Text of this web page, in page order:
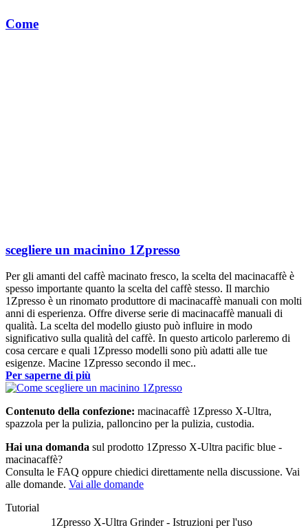
Come
scegliere un macinino 1Zpresso
Per gli amanti del caffè macinato fresco, la scelta del macinacaffè è
spesso importante quanto la scelta del caffè stesso. Il marchio
1Zpresso è un rinomato produttore di macinacaffè manuali con molti
anni di esperienza. Offre diverse serie di macinacaffè manuali di
qualità. La scelta del modello giusto può influire in modo
significativo sulla qualità del caffè. In questo articolo parleremo di
cosa cercare e quali 1Zpresso modelli sono più adatti alle tue
esigenze. Macine 1Zpresso secondo il mec..
Per saperne di più
Contenuto della confezione: macinacaffè 1Zpresso X-Ultra,
spazzola per la pulizia, palloncino per la pulizia, custodia.
Hai una domanda sul prodotto 1Zpresso X-Ultra pacific blue -
macinacaffè?
Consulta le FAQ oppure chiedici direttamente nella discussione. Vai
alle domande. Vai alle domande
Tutorial
1Zpresso X-Ultra Grinder - Istruzioni per l'uso